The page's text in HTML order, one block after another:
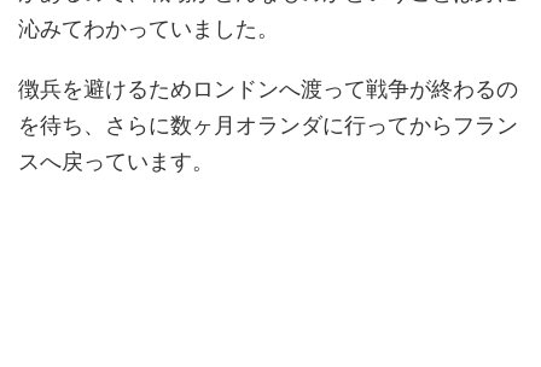
沁みてわかっていました。
徴兵を避けるためロンドンへ渡って戦争が終わるの
を待ち、さらに数ヶ月オランダに行ってからフラン
スへ戻っています。